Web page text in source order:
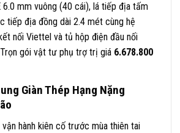
mm vuông (40 cái), lá tiếp địa tấm
tiếp địa đồng dài 2.4 mét cùng hệ
nối Viettel và tủ hộp điện đầu nối
gói vật tư phụ trợ trị giá 6.678.800
Giàn Thép Hạng Nặng
hành kiên cố trước mùa thiên tai